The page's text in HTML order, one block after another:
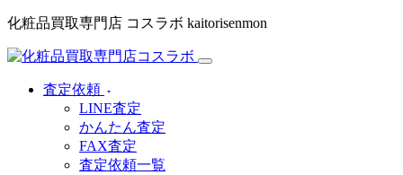
化粧品買取専門店 コスラボ kaitorisenmon
査定依頼
LINE査定
かんたん査定
FAX査定
査定依頼一覧